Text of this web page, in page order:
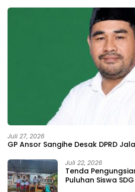
Juli 27, 2026
GP Ansor Sangihe Desak DPRD
Juli 22, 2026
Tenda
Puluhan Siswa